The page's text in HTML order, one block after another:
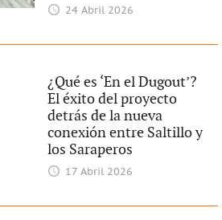
24 Abril 2026
¿Qué es ‘En el Dugout’?
El éxito del proyecto
detrás de la nueva
conexión entre Saltillo y
los Saraperos
17 Abril 2026